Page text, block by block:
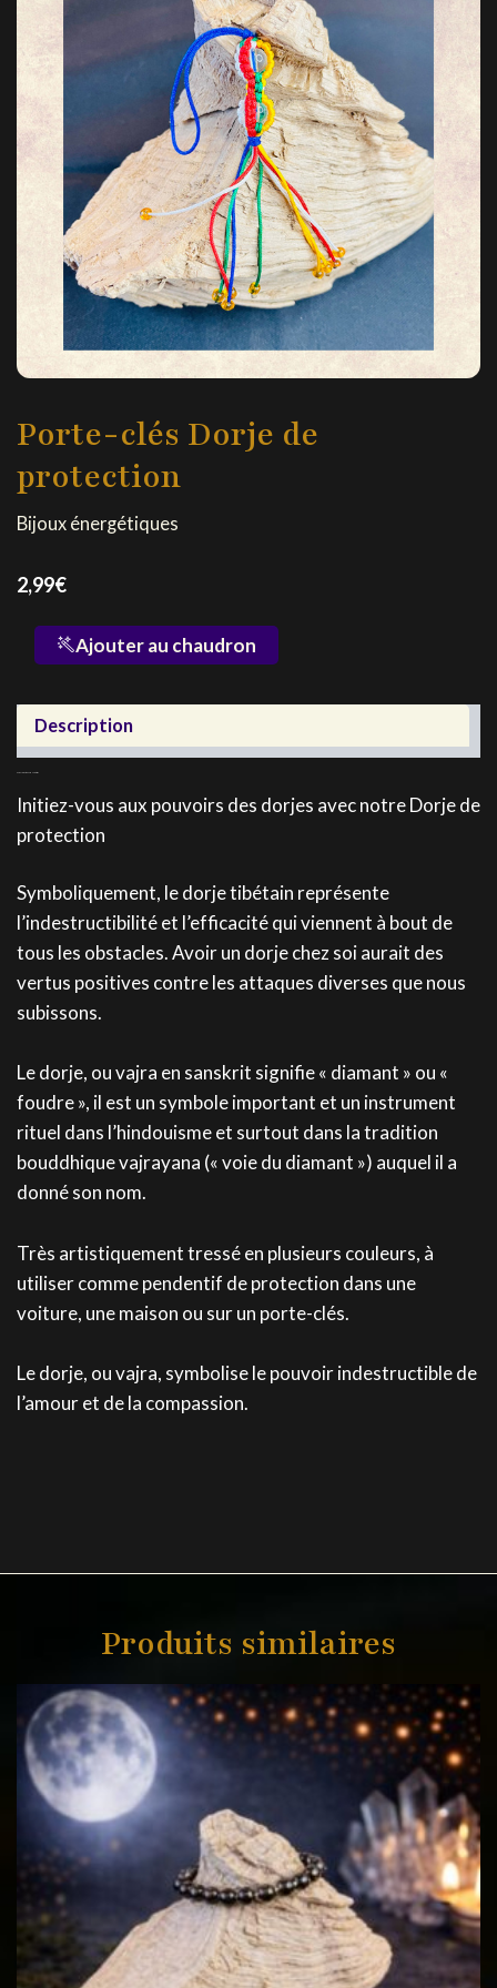
Porte-clés Dorje de
protection
Bijoux énergétiques
2,99€
quantité
clés
Dorje
de
protection
Ajouter au chaudron
Description
Initiez-vous aux pouvoirs des dorjes avec notre Dorje de
protection
Symboliquement, le dorje tibétain représente
l’indestructibilité et l’efficacité qui viennent à bout de
tous les obstacles. Avoir un dorje chez soi aurait des
vertus positives contre les attaques diverses que nous
subissons.
Le dorje, ou vajra en sanskrit signifie « diamant » ou «
foudre », il est un symbole important et un instrument
rituel dans l’hindouisme et surtout dans la tradition
bouddhique vajrayana (« voie du diamant ») auquel il a
donné son nom.
Très artistiquement tressé en plusieurs couleurs, à
utiliser comme pendentif de protection dans une
voiture, une maison ou sur un porte-clés.
Le dorje, ou vajra, symbolise le pouvoir indestructible de
l’amour et de la compassion.
Produits similaires